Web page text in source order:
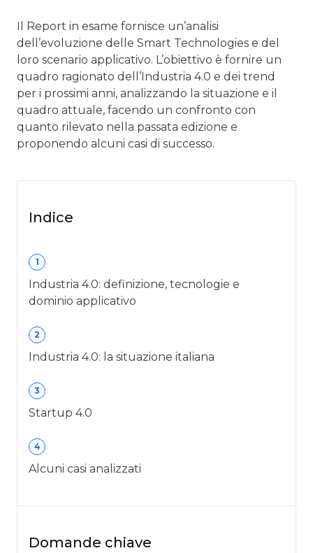
Il Report in esame fornisce un’analisi
dell’evoluzione delle Smart Technologies e del
loro scenario applicativo. L’obiettivo è fornire un
quadro ragionato dell’Industria 4.0 e dei trend
per i prossimi anni, analizzando la situazione e il
quadro attuale, facendo un confronto con
quanto rilevato nella passata edizione e
proponendo alcuni casi di successo.
Indice
1
Industria 4.0: definizione, tecnologie e
dominio applicativo
2
Industria 4.0: la situazione italiana
3
Startup 4.0
4
Alcuni casi analizzati
Domande chiave